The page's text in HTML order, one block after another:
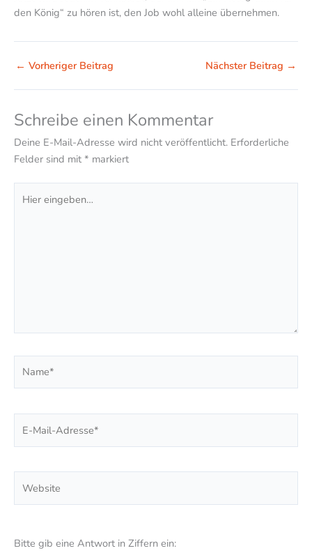
den König“ zu hören ist, den Job wohl alleine übernehmen.
← Vorheriger Beitrag Nächster Beitrag →
Schreibe einen Kommentar
Deine E-Mail-Adresse wird nicht veröffentlicht. Erforderliche
Felder sind mit * markiert
eingeben…
Mail-
Bitte gib eine Antwort in Ziffern ein: